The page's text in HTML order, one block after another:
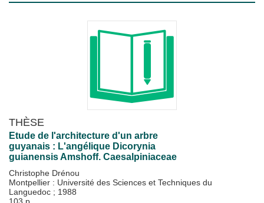
THÈSE
Etude de l'architecture d'un arbre
guyanais : L'angélique Dicorynia
guianensis Amshoff. Caesalpiniaceae
Christophe Drénou
Montpellier : Université des Sciences et Techniques du
Languedoc ; 1988